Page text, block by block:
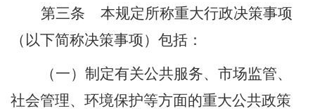
第三条
本规定所称重大行政决策事项
（以下简称决策事项）包括：
（一）制定有关公共服务、市场监管、
社会管理、环境保护等方面的重大公共政策